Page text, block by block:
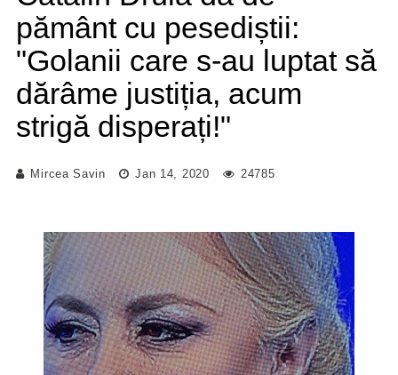
pământ cu pesediștii:
"Golanii care s-au luptat să
dărâme justiția, acum
strigă disperați!"
Mircea Savin Jan 14, 2020 24785